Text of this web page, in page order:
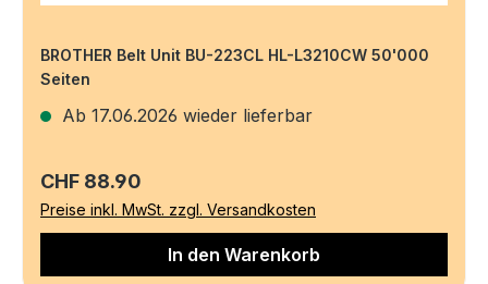
BROTHER Belt Unit BU-223CL HL-L3210CW 50'000
Seiten
Ab 17.06.2026 wieder lieferbar
Regulärer Preis:
CHF 88.90
Preise inkl. MwSt. zzgl. Versandkosten
In den Warenkorb